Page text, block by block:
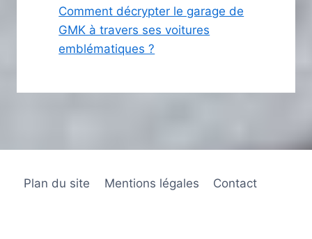
Comment décrypter le garage de
GMK à travers ses voitures
emblématiques ?
Plan du site Mentions légales Contact